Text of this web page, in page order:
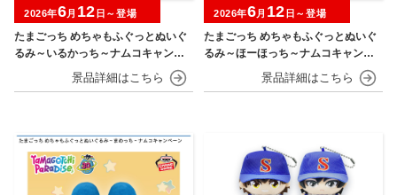
たまごっち めちゃもふぐっとぬいぐ
るみ～いるかっち～ナムコキャンペ
2026年6月 12 日～登場
たまごっち めちゃもふぐっとぬいぐ
るみ～ほーほっち～ナムコキャンペ
2026年6月 12 日～登場